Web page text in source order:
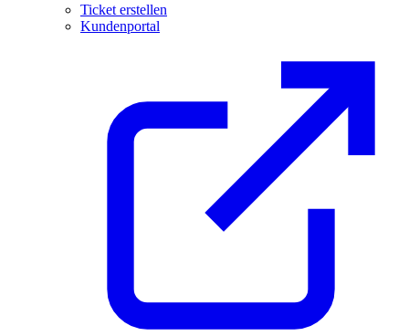
Ticket erstellen
Kundenportal